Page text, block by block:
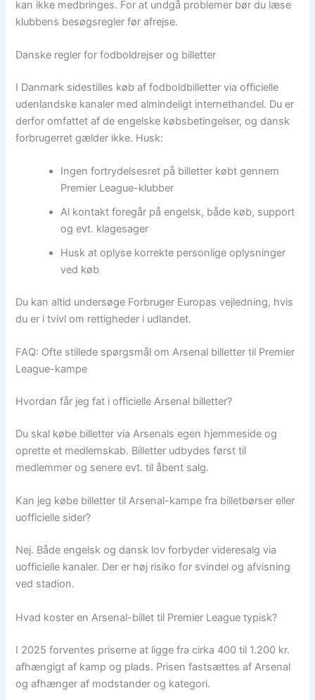
kan ikke medbringes. For at undgå problemer bør du læse
klubbens besøgsregler før afrejse.
Danske regler for fodboldrejser og billetter
I Danmark sidestilles køb af fodboldbilletter via officielle
udenlandske kanaler med almindeligt internethandel. Du er
derfor omfattet af de engelske købsbetingelser, og dansk
forbrugerret gælder ikke. Husk:
Ingen fortrydelsesret på billetter købt gennem
Premier League-klubber
Al kontakt foregår på engelsk, både køb, support
og evt. klagesager
Husk at oplyse korrekte personlige oplysninger
ved køb
Du kan altid undersøge Forbruger Europas vejledning, hvis
du er i tvivl om rettigheder i udlandet.
FAQ: Ofte stillede spørgsmål om Arsenal billetter til Premier
League-kampe
Hvordan får jeg fat i officielle Arsenal billetter?
Du skal købe billetter via Arsenals egen hjemmeside og
oprette et medlemskab. Billetter udbydes først til
medlemmer og senere evt. til åbent salg.
Kan jeg købe billetter til Arsenal-kampe fra billetbørser eller
uofficielle sider?
Nej. Både engelsk og dansk lov forbyder videresalg via
uofficielle kanaler. Der er høj risiko for svindel og afvisning
ved stadion.
Hvad koster en Arsenal-billet til Premier League typisk?
I 2025 forventes priserne at ligge fra cirka 400 til 1.200 kr.
afhængigt af kamp og plads. Prisen fastsættes af Arsenal
og afhænger af modstander og kategori.